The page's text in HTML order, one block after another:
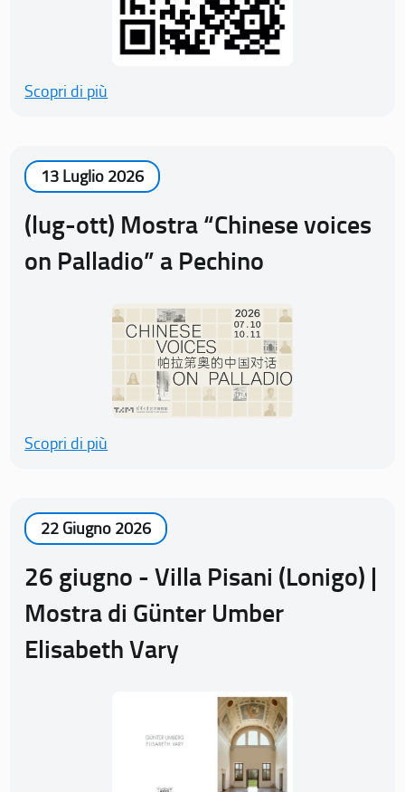
Scopri di più
13 Luglio 2026
(lug-ott) Mostra “Chinese voices
on Palladio” a Pechino
Scopri di più
22 Giugno 2026
26 giugno - Villa Pisani (Lonigo) |
Mostra di Günter Umber
Elisabeth Vary